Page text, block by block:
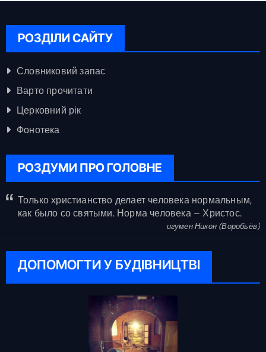
РОЗДІЛИ САЙТУ
Словниковий запас
Варто прочитати
Церковний рік
Фонотека
РОЗДУМИ ПРО ГОЛОВНЕ
Только христианство делает человека нормальным,
как было со святыми. Норма человека – Христос.
игумен Никон (Воробьёв)
ДОПОМОГТИ У БУДІВНИЦТВІ